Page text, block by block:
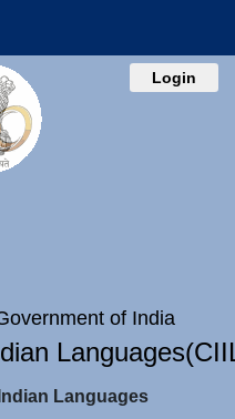
Login
of India
Languages